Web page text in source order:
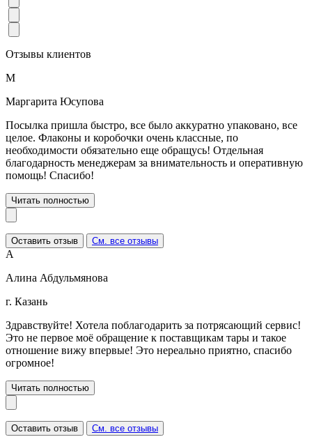
Отзывы клиентов
М
Маргарита Юсупова
Посылка пришла быстро, все было аккуратно упаковано, все
целое. Флаконы и коробочки очень классные, по
необходимости обязательно еще обращусь! Отдельная
благодарность менеджерам за внимательность и оперативную
помощь! Спасибо!
Читать полностью
Оставить отзыв См. все отзывы
А
Алина Абдульмянова
г. Казань
Здравствуйте! Хотела поблагодарить за потрясающий сервис!
Это не первое моё обращение к поставщикам тары и такое
отношение вижу впервые! Это нереально приятно, спасибо
огромное!
Читать полностью
Оставить отзыв См. все отзывы